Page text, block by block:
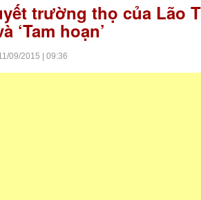
trường thọ của Lão
‘Tam hoạn’
09/2015 09:36